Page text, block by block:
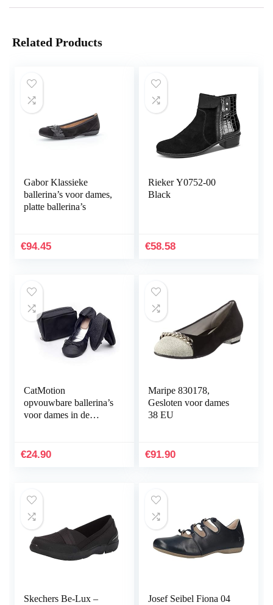
Related Products
Gabor Klassieke
ballerina’s voor dames,
platte ballerina’s
€94.45
Rieker Y0752-00
Black
€58.58
CatMotion
opvouwbare ballerina’s
voor dames in de
€24.90
Maripe 830178,
Gesloten voor dames
38 EU
€91.90
Skechers Be-Lux –
Josef Seibel Fiona 04